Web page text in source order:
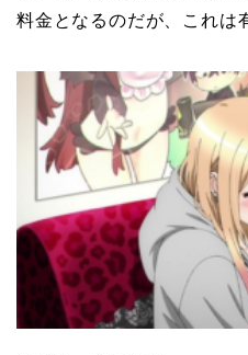
料金となるのだが、これは